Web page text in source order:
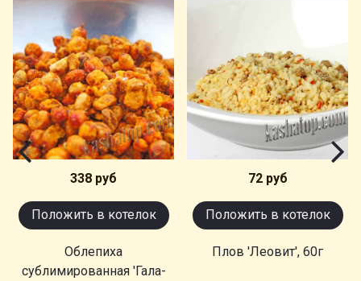
338 руб
Положить в котелок
Облепиха
сублимированная 'Гала-
72 руб
Положить в котелок
Плов 'Леовит', 60г